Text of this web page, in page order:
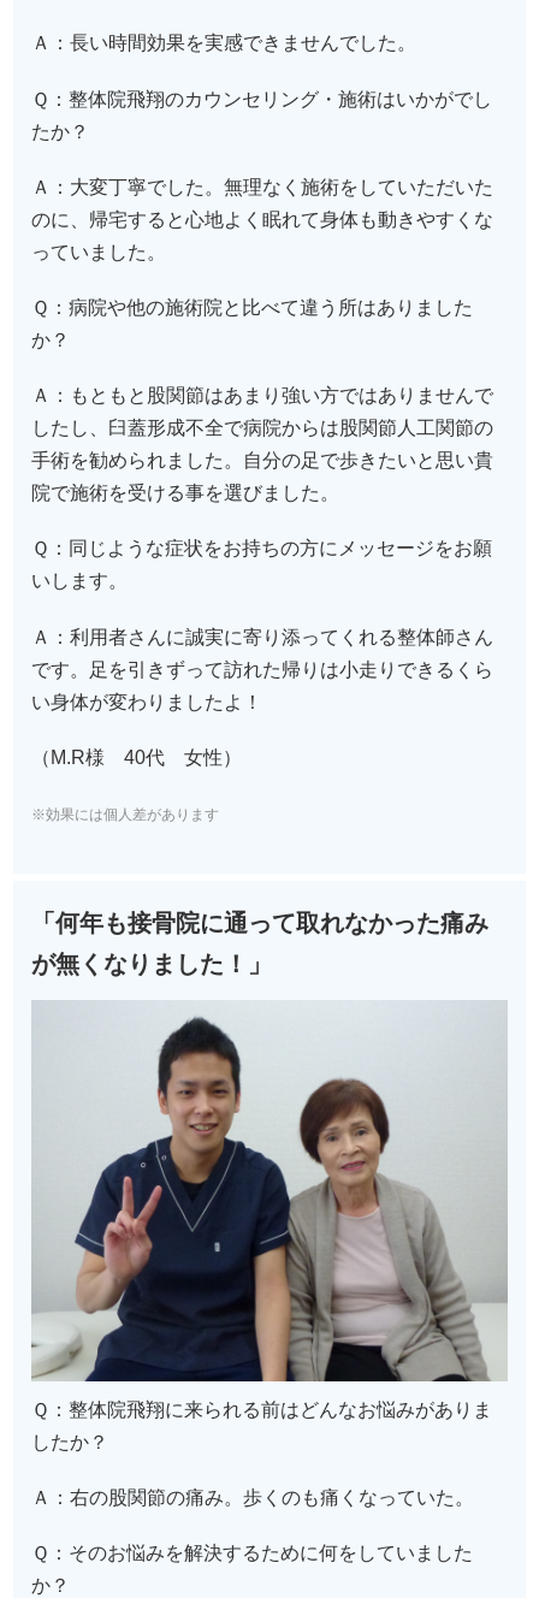
Ａ：長い時間効果を実感できませんでした。
Ｑ：整体院飛翔のカウンセリング・施術はいかがでし
たか？
Ａ：大変丁寧でした。無理なく施術をしていただいた
のに、帰宅すると心地よく眠れて身体も動きやすくな
っていました。
Ｑ：病院や他の施術院と比べて違う所はありました
か？
Ａ：もともと股関節はあまり強い方ではありませんで
したし、臼蓋形成不全で病院からは股関節人工関節の
手術を勧められました。自分の足で歩きたいと思い貴
院で施術を受ける事を選びました。
Ｑ：同じような症状をお持ちの方にメッセージをお願
いします。
Ａ：利用者さんに誠実に寄り添ってくれる整体師さん
です。足を引きずって訪れた帰りは小走りできるくら
い身体が変わりましたよ！
（M.R様 40代 女性）
※効果には個人差があります
「何年も接骨院に通って取れなかった痛み
が無くなりました！」
Ｑ：整体院飛翔に来られる前はどんなお悩みがありま
したか？
Ａ：右の股関節の痛み。歩くのも痛くなっていた。
Ｑ：そのお悩みを解決するために何をしていました
か？